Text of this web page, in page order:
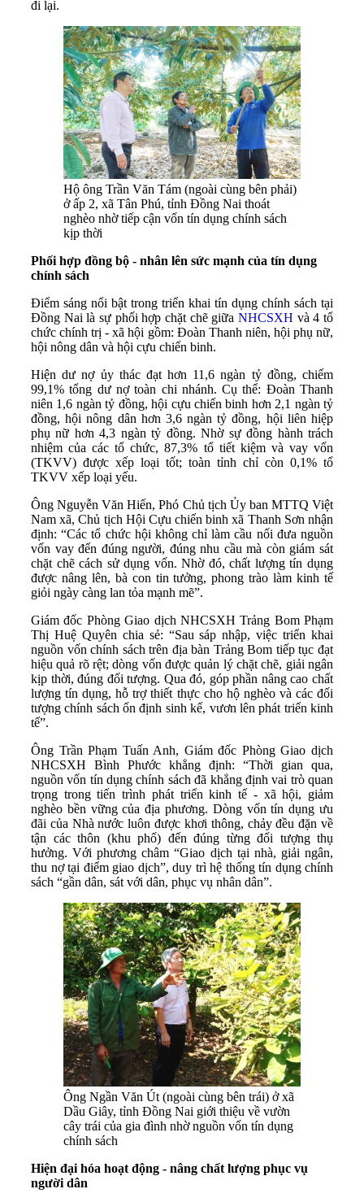
đi lại.
Hộ ông Trần Văn Tám (ngoài cùng bên phải)
ở ấp 2, xã Tân Phú, tỉnh Đồng Nai thoát
nghèo nhờ tiếp cận vốn tín dụng chính sách
kịp thời
Phối hợp đồng bộ - nhân lên sức mạnh của tín dụng
chính sách
Điểm sáng nổi bật trong triển khai tín dụng chính sách tại
Đồng Nai là sự phối hợp chặt chẽ giữa NHCSXH và 4 tổ
chức chính trị - xã hội gồm: Đoàn Thanh niên, hội phụ nữ,
hội nông dân và hội cựu chiến binh.
Hiện dư nợ ủy thác đạt hơn 11,6 ngàn tỷ đồng, chiếm
99,1% tổng dư nợ toàn chi nhánh. Cụ thể: Đoàn Thanh
niên 1,6 ngàn tỷ đồng, hội cựu chiến binh hơn 2,1 ngàn tỷ
đồng, hội nông dân hơn 3,6 ngàn tỷ đồng, hội liên hiệp
phụ nữ hơn 4,3 ngàn tỷ đồng. Nhờ sự đồng hành trách
nhiệm của các tổ chức, 87,3% tổ tiết kiệm và vay vốn
(TKVV) được xếp loại tốt; toàn tỉnh chỉ còn 0,1% tổ
TKVV xếp loại yếu.
Ông Nguyễn Văn Hiến, Phó Chủ tịch Ủy ban MTTQ Việt
Nam xã, Chủ tịch Hội Cựu chiến binh xã Thanh Sơn nhận
định: “Các tổ chức hội không chỉ làm cầu nối đưa nguồn
vốn vay đến đúng người, đúng nhu cầu mà còn giám sát
chặt chẽ cách sử dụng vốn. Nhờ đó, chất lượng tín dụng
được nâng lên, bà con tin tưởng, phong trào làm kinh tế
giỏi ngày càng lan tỏa mạnh mẽ”.
Giám đốc Phòng Giao dịch NHCSXH Trảng Bom Phạm
Thị Huệ Quyên chia sẻ: “Sau sáp nhập, việc triển khai
nguồn vốn chính sách trên địa bàn Trảng Bom tiếp tục đạt
hiệu quả rõ rệt; dòng vốn được quản lý chặt chẽ, giải ngân
kịp thời, đúng đối tượng. Qua đó, góp phần nâng cao chất
lượng tín dụng, hỗ trợ thiết thực cho hộ nghèo và các đối
tượng chính sách ổn định sinh kế, vươn lên phát triển kinh
tế”.
Ông Trần Phạm Tuấn Anh, Giám đốc Phòng Giao dịch
NHCSXH Bình Phước khẳng định: “Thời gian qua,
nguồn vốn tín dụng chính sách đã khẳng định vai trò quan
trọng trong tiến trình phát triển kinh tế - xã hội, giảm
nghèo bền vững của địa phương. Dòng vốn tín dụng ưu
đãi của Nhà nước luôn được khơi thông, chảy đều đặn về
tận các thôn (khu phố) đến đúng từng đối tượng thụ
hưởng. Với phương châm “Giao dịch tại nhà, giải ngân,
thu nợ tại điểm giao dịch”, duy trì hệ thống tín dụng chính
sách “gần dân, sát với dân, phục vụ nhân dân”.
Ông Ngần Văn Út (ngoài cùng bên trái) ở xã
Dầu Giây, tỉnh Đồng Nai giới thiệu về vườn
cây trái của gia đình nhờ nguồn vốn tín dụng
chính sách
Hiện đại hóa hoạt động - nâng chất lượng phục vụ
người dân